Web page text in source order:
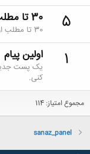
5 30 تا مطلب
30 تا مطلب ارسال کردی. حتما به درد بخور بوده که 5 امتیاز گرفتی.
1 اولین پیام
یک پست جدید
کنی.
مجموع امتیاز: 114
sanaz_panel